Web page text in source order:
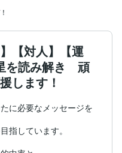
【対人】【運
を読み解き 頑
します！
に必要なメッセージを
指しています。